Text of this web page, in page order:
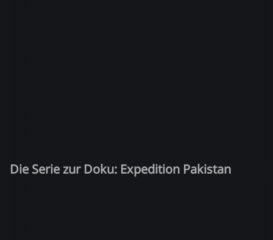
Die Serie zur Doku: Expedition Pakistan